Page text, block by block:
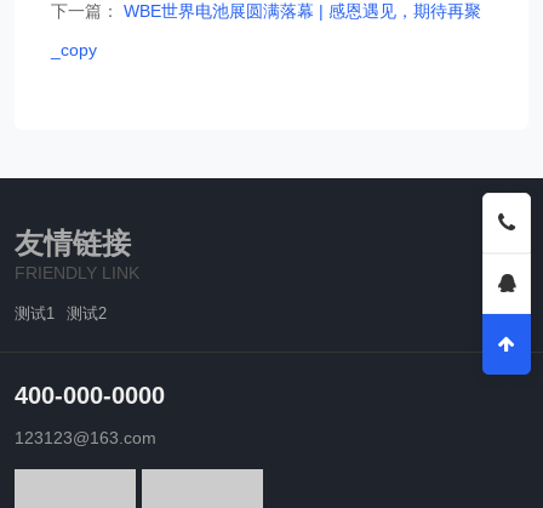
下一篇：
WBE世界电池展圆满落幕 | 感恩遇见，期待再聚
_copy
友情链接
FRIENDLY LINK
测试1 测试2
400-000-0000
123123@163.com